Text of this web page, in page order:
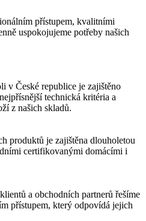
přístupem, kvalitními
uspokojujeme potřeby našich
v České republice je zajištěno
technická kritéria a
z našich skladů.
produktů je zajištěna dlouholetou
certifikovanými domácími i
a obchodních partnerů řešíme
přístupem, který odpovídá jejich